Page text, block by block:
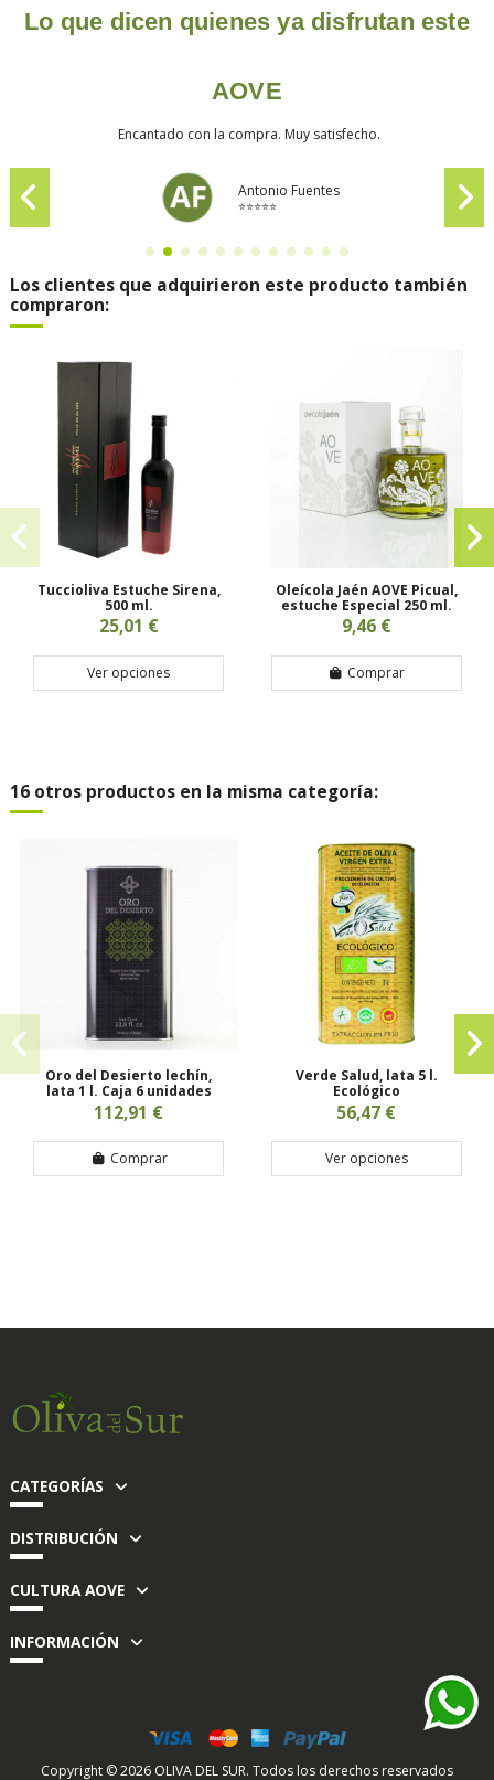
Lo que dicen quienes ya disfrutan este
AOVE
Encantado con la compra. Muy satisfecho.
Antonio Fuentes
⭐⭐⭐⭐⭐
Los clientes que adquirieron este producto también
compraron:
Tuccioliva Estuche Sirena,
500 ml.
25,01 €
Ver opciones
Oleícola Jaén AOVE Picual,
estuche Especial 250 ml.
9,46 €
Comprar
16 otros productos en la misma categoría:
Oro del Desierto lechín,
lata 1 l. Caja 6 unidades
112,91 €
Comprar
Verde Salud, lata 5 l.
Ecológico
56,47 €
Ver opciones
CATEGORÍAS
DISTRIBUCIÓN
CULTURA AOVE
INFORMACIÓN
Copyright ©2026 OLIVA DEL SUR. Todos los derechos reservados